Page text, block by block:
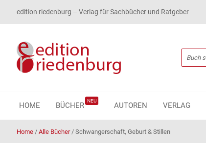
edition riedenburg – Verlag für Sachbücher und Ratgeber
HOME BÜCHER
NEU
AUTOREN VERLAG
Home/ Alle Bücher/ Schwangerschaft, Geburt & Stillen